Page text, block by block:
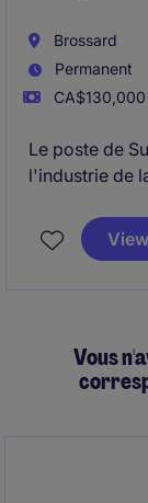
Brossard
Permanent
Le poste de
l'industrie de
jouerez un
des équipes
Vous